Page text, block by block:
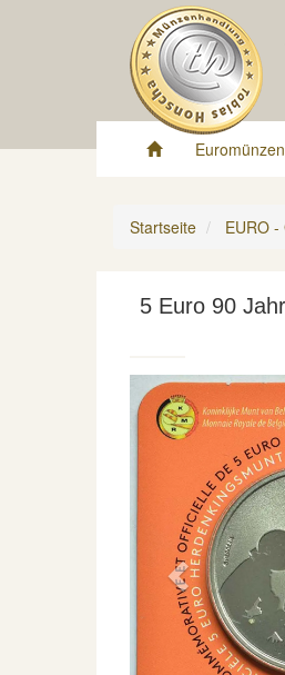
Euromünzen
Startseite EURO
5 Euro 90
Previous